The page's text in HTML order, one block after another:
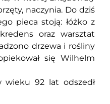
naczynia. Do dziś
pieca stoją: łóżko z
oraz warsztat
drzewa i rośliny
się Wilhelm
wieku 92 lat odszedł